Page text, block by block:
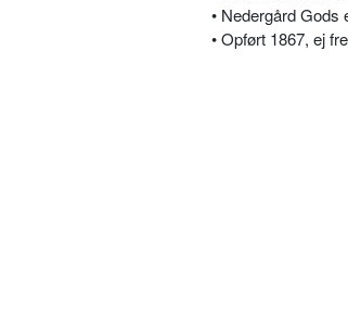
• Nedergård Gods
• Opført 1867, ej